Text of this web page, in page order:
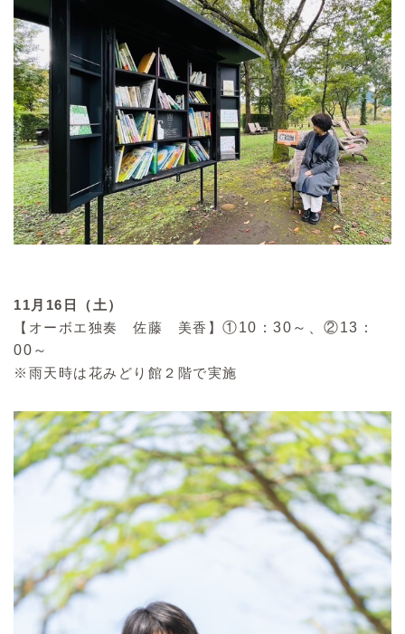
11月16日（土）
【オーボエ独奏 佐藤 美香】 ①10：30～、②13：
00～
※雨天時は花みどり館２階で実施